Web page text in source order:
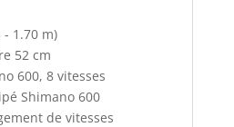
- 1.70 m)
52 cm
600, 8 vitesses
Shimano 600
de vitesses